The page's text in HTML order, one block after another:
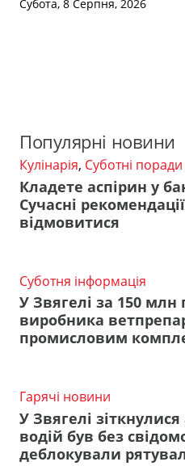
Субота, 8 Серпня, 2026
Популярні новини
Кулінарія, Суботні поради
Кладете аспірин у
Сучасні
відмовитися
Суботня інформація
У Звягелі за 150
виробника
промисловим
Гарячі новини
У Звягелі
водій був без
деблокували